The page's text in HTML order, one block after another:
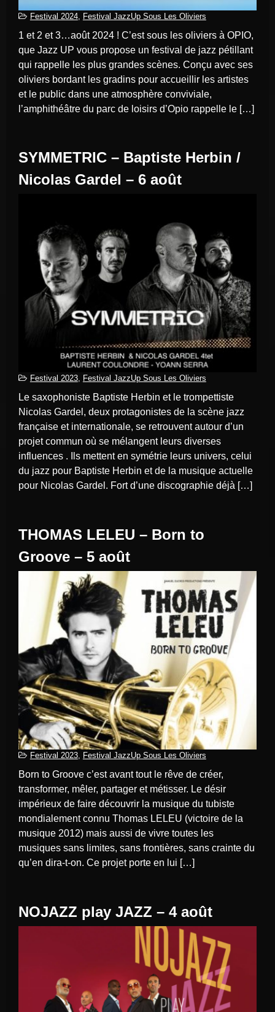
Festival 2024, Festival JazzUp Sous Les Oliviers
1 et 2 et 3…août 2024 ! C’est sous les oliviers à OPIO,
que Jazz UP vous propose un festival de jazz pétillant
qui rappelle les plus grandes scènes. Conçu avec ses
oliviers bordant les gradins pour accueillir les artistes
et le public dans une atmosphère conviviale,
l’amphithéâtre du parc de loisirs d’Opio rappelle le […]
SYMMETRIC – Baptiste Herbin /
Nicolas Gardel – 6 août
Festival 2023, Festival JazzUp Sous Les Oliviers
Le saxophoniste Baptiste Herbin et le trompettiste
Nicolas Gardel, deux protagonistes de la scène jazz
française et internationale, se retrouvent autour d’un
projet commun où se mélangent leurs diverses
influences . Ils mettent en symétrie leurs univers, celui
du jazz pour Baptiste Herbin et de la musique actuelle
pour Nicolas Gardel. Fort d’une discographie déjà […]
THOMAS LELEU – Born to
Groove – 5 août
Festival 2023, Festival JazzUp Sous Les Oliviers
Born to Groove c’est avant tout le rêve de créer,
transformer, mêler, partager et métisser. Le désir
impérieux de faire découvrir la musique du tubiste
mondialement connu Thomas LELEU (victoire de la
musique 2012) mais aussi de vivre toutes les
musiques sans limites, sans frontières, sans crainte du
qu’en dira-t-on. Ce projet porte en lui […]
NOJAZZ play JAZZ – 4 août